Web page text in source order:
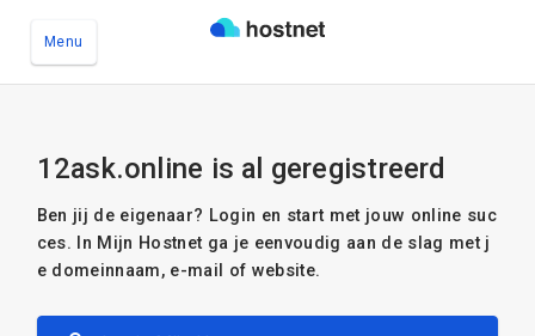
Menu
12ask.online is al geregistreerd
Ben jij de eigenaar? Login en start met jouw online suc
ces. In Mijn Hostnet ga je eenvoudig aan de slag met j
e domeinnaam, e-mail of website.